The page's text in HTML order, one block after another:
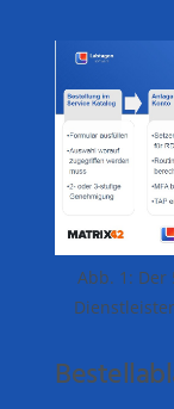
Abb. 1: